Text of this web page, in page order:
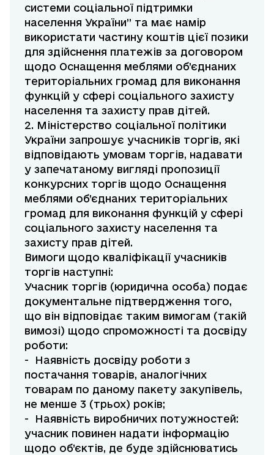
системи соціальної підтримки
населення України” та має намір
використати частину коштів цієї позики
для здійснення платежів за договором
щодо Оснащення меблями об’єднаних
територіальних громад для виконання
функцій у сфері соціального захисту
населення та захисту прав дітей.
2. Міністерство соціальної політики
України запрошує учасників торгів, які
відповідають умовам торгів, надавати
у запечатаному вигляді пропозиції
конкурсних торгів щодо Оснащення
меблями об’єднаних територіальних
громад для виконання функцій у сфері
соціального захисту населення та
захисту прав дітей.
Вимоги щодо кваліфікації учасників
торгів наступні:
Учасник торгів (юридична особа) подає
документальне підтвердження того,
що він відповідає таким вимогам (такій
вимозі) щодо спроможності та досвіду
роботи:
- Наявність досвіду роботи з
постачання товарів, аналогічних
товарам по даному пакету закупівель,
не менше 3 (трьох) років;
- Наявність виробничих потужностей:
учасник повинен надати інформацію
щодо об’єктів, де буде здійснюватись